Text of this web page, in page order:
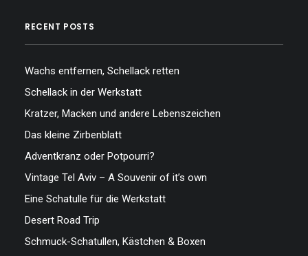
RECENT POSTS
Wachs entfernen, Schellack retten
Schellack in der Werkstatt
Kratzer, Macken und andere Lebenszeichen
Das kleine Zirbenblatt
Adventkranz oder Potpourri?
Vintage Tel Aviv – A Souvenir of it’s own
Eine Schatulle für die Werkstatt
Desert Road Trip
Schmuck-Schatullen, Kästchen & Boxen